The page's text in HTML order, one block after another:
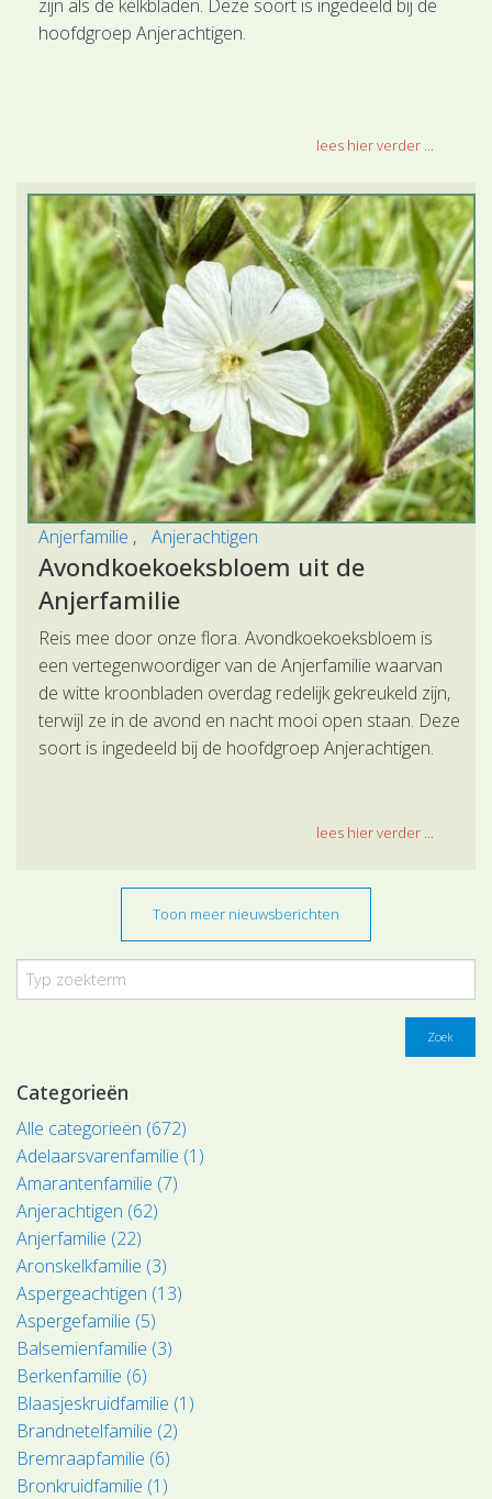
zijn als de kelkbladen. Deze soort is ingedeeld bij de
hoofdgroep Anjerachtigen.
lees hier verder ...
Anjerfamilie Anjerachtigen
Avondkoekoeksbloem uit de
Anjerfamilie
Reis mee door onze flora. Avondkoekoeksbloem is
een vertegenwoordiger van de Anjerfamilie waarvan
de witte kroonbladen overdag redelijk gekreukeld zijn,
terwijl ze in de avond en nacht mooi open staan. Deze
soort is ingedeeld bij de hoofdgroep Anjerachtigen.
lees hier verder ...
Toon meer nieuwsberichten
Zoek
Categorieën
Alle categorieën (672)
Adelaarsvarenfamilie (1)
Amarantenfamilie (7)
Anjerachtigen (62)
Anjerfamilie (22)
Aronskelkfamilie (3)
Aspergeachtigen (13)
Aspergefamilie (5)
Balsemienfamilie (3)
Berkenfamilie (6)
Blaasjeskruidfamilie (1)
Brandnetelfamilie (2)
Bremraapfamilie (6)
Bronkruidfamilie (1)